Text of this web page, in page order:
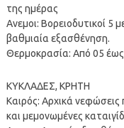
της ημέρας
Ανεμοι: Βορειοδυτικοί 5
βαθμιαία εξασθένηση.
Θερμοκρασία: Από 05
ΚΥΚΛΑΔΕΣ, ΚΡΗΤΗ
Καιρός: Αρχικά νεφώσεις
και μεμονωμένες